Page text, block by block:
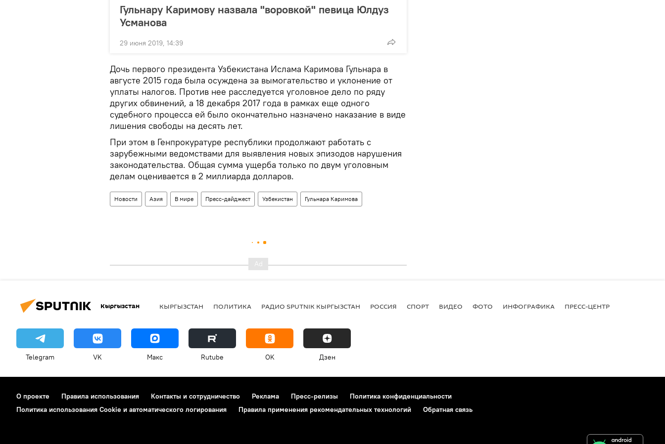
Гульнару Каримову назвала "воровкой" певица Юлдуз
Усманова
29 июня 2019, 14:39
Дочь первого президента Узбекистана Ислама Каримова Гульнара в
августе 2015 года была осуждена за вымогательство и уклонение от
уплаты налогов. Против нее расследуется уголовное дело по ряду
других обвинений, а 18 декабря 2017 года в рамках еще одного
судебного процесса ей было окончательно назначено наказание в виде
лишения свободы на десять лет.
При этом в Генпрокуратуре республики продолжают работать с
зарубежными ведомствами для выявления новых эпизодов нарушения
законодательства. Общая сумма ущерба только по двум уголовным
делам оценивается в 2 миллиарда долларов.
Новости Азия В мире Пресс-дайджест Узбекистан Гульнара Каримова
Кыргызстан КЫРГЫЗСТАН ПОЛИТИКА РАДИО SPUTNIK КЫРГЫЗСТАН РОССИЯ СПОРТ ВИДЕО ФОТО ИНФОГРАФИКА ПРЕСС-ЦЕНТР
Telegram VK Макс Rutube OK Дзен
О проекте Правила использования Контакты и сотрудничество Реклама Пресс-релизы
Политика конфиденциальности
Политика использования Cookie и автоматического логирования
Правила применения рекомендательных технологий Обратная связь